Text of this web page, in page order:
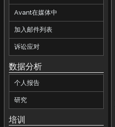
Avant在媒体中
加入邮件列表
诉讼应对
数据分析
个人报告
研究
培训